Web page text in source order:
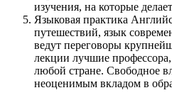
изучения, на которые
Языковая практика
путешествий, язык
ведут переговоры
лекции лучшие
любой стране. Свободное
неоценимым вкладом в